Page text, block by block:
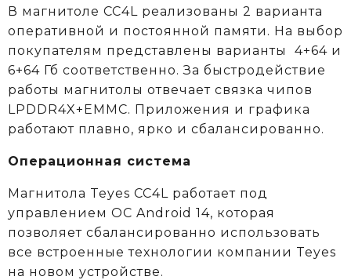
В магнитоле CC4L реализованы 2 варианта
оперативной и постоянной памяти. На выбор
покупателям представлены варианты 4+64 и
6+64 Гб соответственно. За быстродействие
работы магнитолы отвечает связка чипов
LPDDR4X+EMMC. Приложения и графика
работают плавно, ярко и сбалансированно.
Операционная система
Магнитола Teyes CC4L работает под
управлением ОС Android 14, которая
позволяет сбалансированно использовать
все встроенные технологии компании Teyes
на новом устройстве.